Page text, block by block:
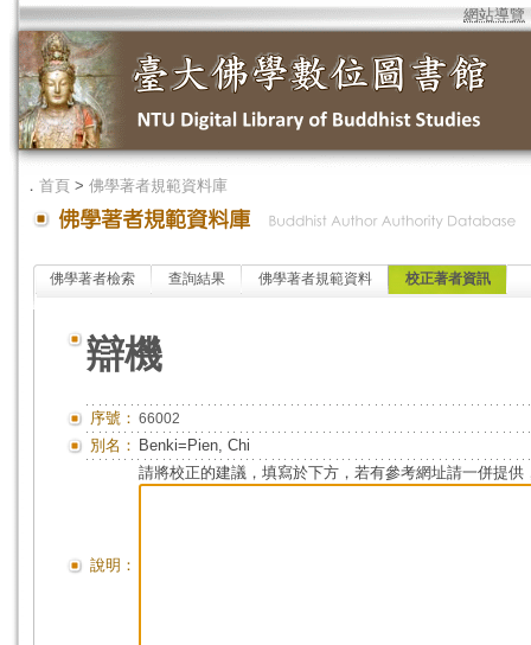
網站導覽
． 首頁 > 佛學著者規範資料庫
佛學著者檢索 查詢結果 佛學著者規範資料 校正著者資訊
辯機
序號： 66002
別名： Benki=Pien, Chi
說明：
請將校正的建議，填寫於下方，若有參考網址請一併提供